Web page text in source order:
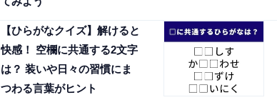
【ひらがなクイズ】解けると
快感！ 空欄に共通する2文字
は？ 装いや日々の習慣にま
つわる言葉がヒント